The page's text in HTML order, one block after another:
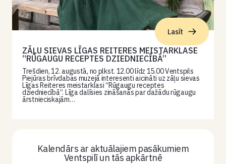
Lasīt
ZĀĻU SIEVAS LĪGAS REITERES MEISTARKLASE
“RŪGAUGU RECEPTES DZIEDNIECĪBĀ”
Trešdien, 12. augustā, no plkst. 12.00 līdz 15.00 Ventspils
Piejūras brīvdabas muzejā interesenti aicināti uz zāļu sievas
Līgas Reiteres meistarklasi “Rūgaugu receptes
dziedniecībā”. Līga dalīsies zināšanās par dažādu rūgaugu
ārstnieciskajām…
Kalendārs ar aktuālajiem pasākumiem
Ventspilī un tās apkārtnē